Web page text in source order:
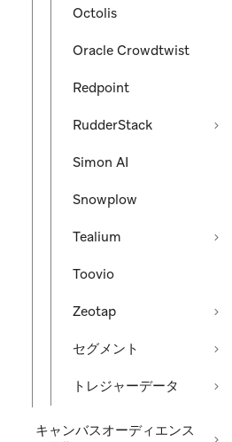
Octolis
Oracle Crowdtwist
Redpoint
RudderStack
Simon AI
Snowplow
Tealium
Toovio
Zeotap
セグメント
トレジャーデータ
キャンバスオーディエンス